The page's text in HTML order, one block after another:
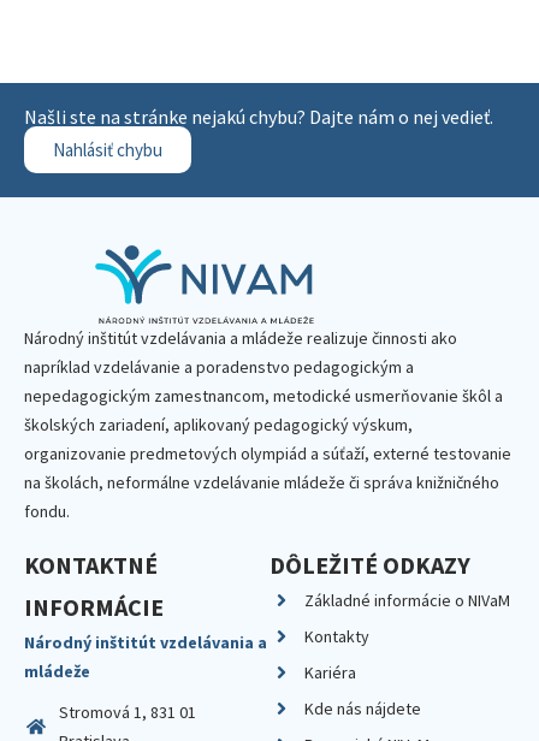
Našli ste na stránke nejakú chybu? Dajte nám o nej vedieť.
Nahlásiť chybu
Národný inštitút vzdelávania a mládeže realizuje činnosti ako
napríklad vzdelávanie a poradenstvo pedagogickým a
nepedagogickým zamestnancom, metodické usmerňovanie škôl a
školských zariadení, aplikovaný pedagogický výskum,
organizovanie predmetových olympiád a súťaží, externé testovanie
na školách, neformálne vzdelávanie mládeže či správa knižničného
fondu.
KONTAKTNÉ
INFORMÁCIE
Národný inštitút vzdelávania a
mládeže
Stromová 1, 831 01
DÔLEŽITÉ ODKAZY
Základné informácie o NIVaM
Kontakty
Kariéra
Kde nás nájdete